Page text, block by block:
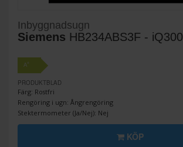
Inbyggnadsugn
Siemens HB234ABS3F - iQ300
A+
PRODUKTBLAD
Färg: Rostfri
Rengöring i ugn: Ångrengöring
Stektermometer (Ja/Nej): Nej
KÖP